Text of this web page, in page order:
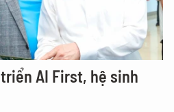
AI First, hệ sinh